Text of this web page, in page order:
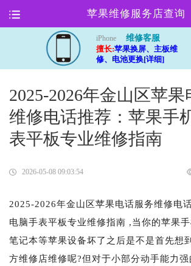
苹果维修服务店查询
iPhone
维修客服
擅长:苹果换屏、主板维
修、电池更换[详细]
2025-2026年金山区苹
维修电话推荐：苹果手
表平板专业维修指南
2026-05-08 09:03:54
2025-2026年金山区苹果电话服务维修电
电脑手表平板专业维修指南 ,当你的苹果
笔记本等苹果设备坏了之后是不是首先想
方维修店维修呢?但对于小部分动手能力